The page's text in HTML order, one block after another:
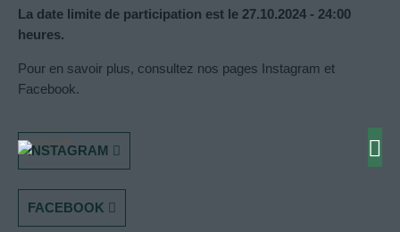
La date limite de participation est le 27.10.2024 - 24:00
heures.
Pour en savoir plus, consultez nos pages Instagram et
Facebook.
INSTAGRAM
FACEBOOK